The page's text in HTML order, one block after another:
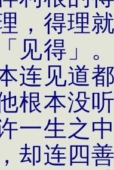
，得理
见得」
连见道
根本没
一生之
却连四